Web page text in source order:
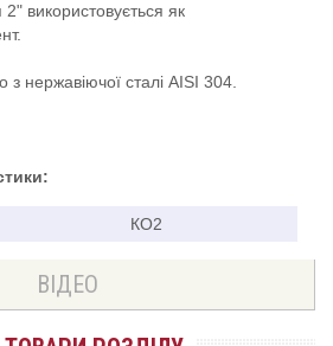
використовується як
з нержавіючої сталі AISI 304.
КО2
ВІДЕО